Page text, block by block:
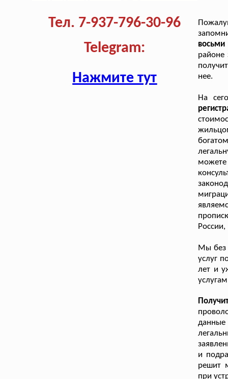
Тел. 7-937-796-30-96
Telegram:
Нажмите тут
районе
нее.
На
Мы без
услуг
лет и
данные
и
решит
при